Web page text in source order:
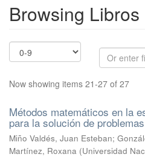
Browsing
Now showing items 21-27 of 27
Métodos matemáticos en la
para la solución de
Miño Valdés, Juan Esteban;
Martínez, Roxana (Universidad